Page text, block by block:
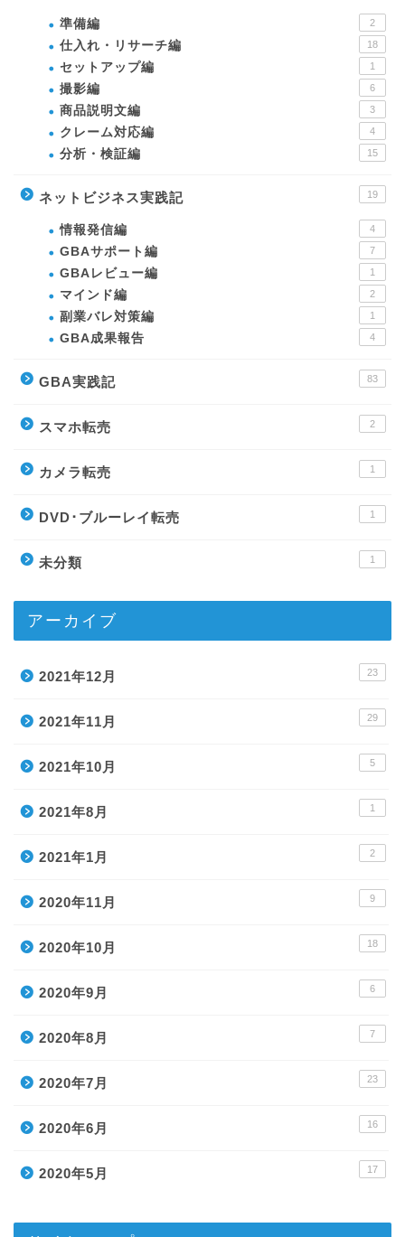
準備編 2
仕入れ・リサーチ編 18
セットアップ編 1
撮影編 6
商品説明文編 3
クレーム対応編 4
分析・検証編 15
ネットビジネス実践記 19
情報発信編 4
GBAサポート編 7
GBAレビュー編 1
マインド編 2
副業バレ対策編 1
GBA成果報告 4
GBA実践記 83
スマホ転売 2
カメラ転売 1
DVD･ブルーレイ転売 1
未分類 1
アーカイブ
2021年12月 23
2021年11月 29
2021年10月 5
2021年8月 1
2021年1月 2
2020年11月 9
2020年10月 18
2020年9月 6
2020年8月 7
2020年7月 23
2020年6月 16
2020年5月 17